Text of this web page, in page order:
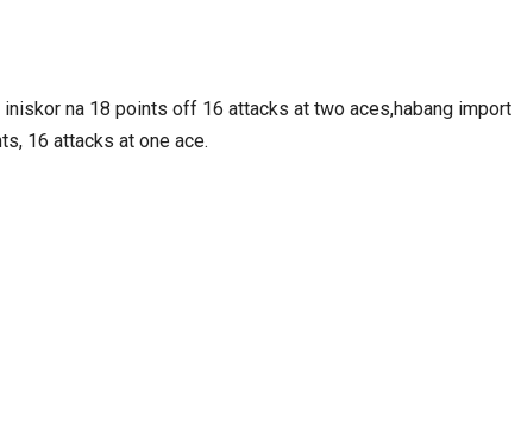
iniskor na 18 points off 16 attacks at two aces,habang import
16 attacks at one ace.